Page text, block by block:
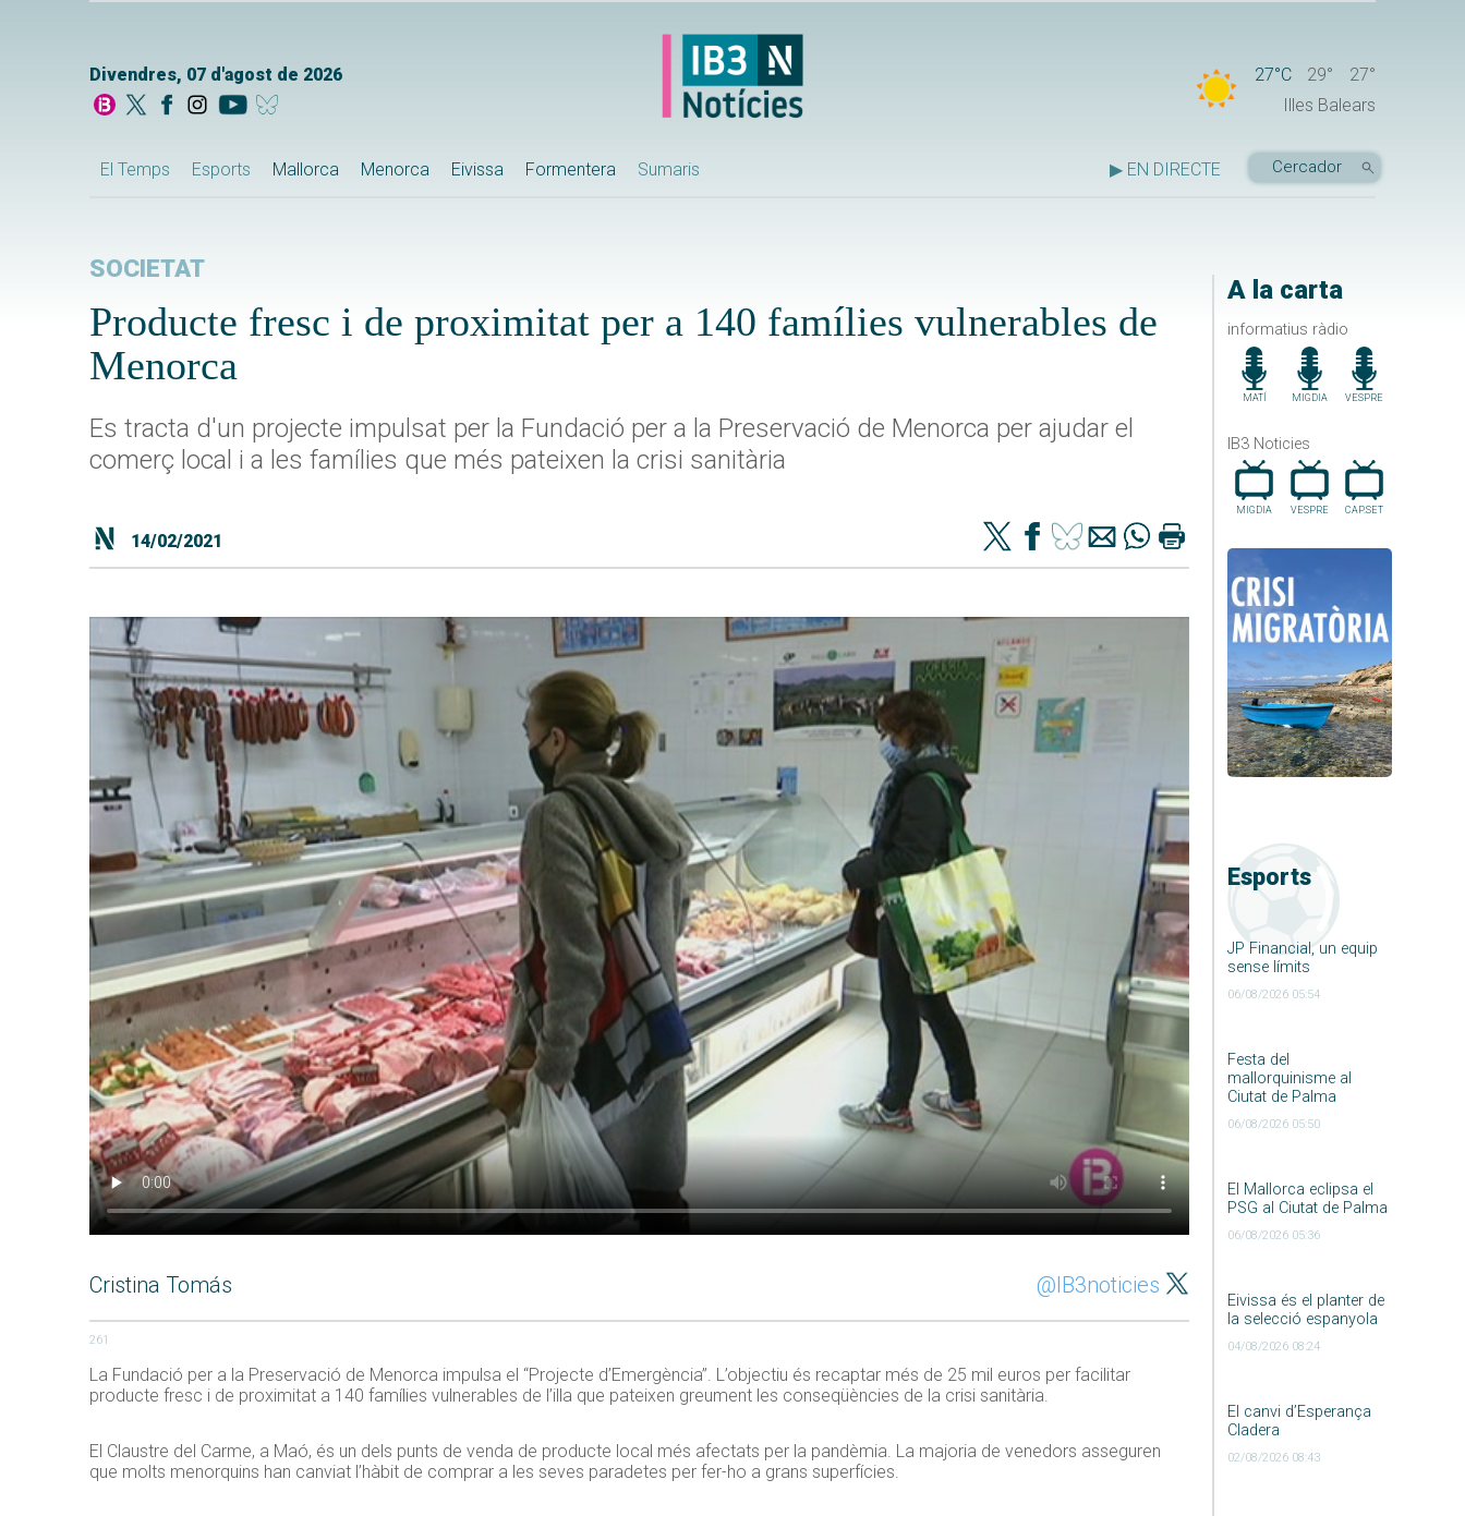
Divendres, 07 d'agost de 2026 27°C 29°
27°
Illes Balears
El Temps Esports Mallorca Menorca Eivissa Formentera Sumaris ▶ EN DIRECTE
A la carta
informatius ràdio
MATÍ MIGDIA VESPRE
IB3 Noticies
MIGDIA VESPRE CAP.SET
Esports
JP Financial, un equip
sense límits
06/08/2026 05:54
Festa del
mallorquinisme al
Ciutat de Palma
06/08/2026 05:50
El Mallorca eclipsa el
PSG al Ciutat de Palma
06/08/2026 05:36
Eivissa és el planter de
la selecció espanyola
04/08/2026 08:24
El canvi d’Esperança
Cladera
02/08/2026 08:43
SOCIETAT
Producte fresc i de proximitat per a 140 famílies vulnerables de
Menorca
Es tracta d'un projecte impulsat per la Fundació per a la Preservació de Menorca per ajudar el
comerç local i a les famílies que més pateixen la crisi sanitària
14/02/2021
Cristina Tomás @IB3noticies
261
La Fundació per a la Preservació de Menorca impulsa el “Projecte d’Emergència”. L’objectiu és recaptar més de 25 mil euros per facilitar
producte fresc i de proximitat a 140 famílies vulnerables de l’illa que pateixen greument les conseqüències de la crisi sanitària.
El Claustre del Carme, a Maó, és un dels punts de venda de producte local més afectats per la pandèmia. La majoria de venedors asseguren
que molts menorquins han canviat l’hàbit de comprar a les seves paradetes per fer-ho a grans superfícies.